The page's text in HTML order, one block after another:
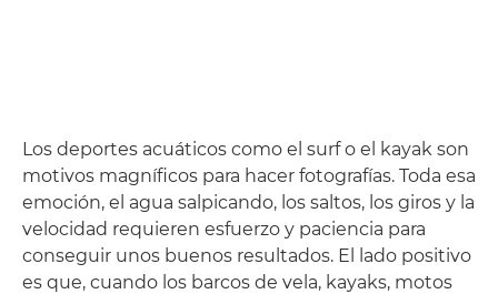
Los deportes acuáticos como el surf o el kayak son
motivos magníficos para hacer fotografías. Toda esa
emoción, el agua salpicando, los saltos, los giros y la
velocidad requieren esfuerzo y paciencia para
conseguir unos buenos resultados. El lado positivo
es que, cuando los barcos de vela, kayaks, motos